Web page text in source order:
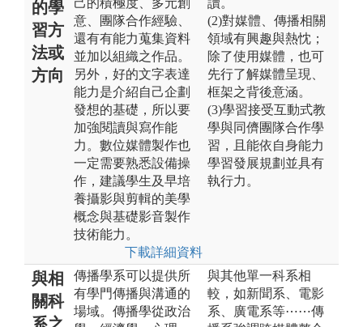
的學
習方
法或
方向
意、團隊合作經驗、
還有有能力蒐集資料
並加以組織之作品。
另外，好的文字表達
能力是介紹自己企劃
發想的基礎，所以要
加強閱讀與寫作能
力。數位媒體製作也
一定需要熟悉設備操
作，建議學生及早培
養攝影與剪輯的美學
概念與基礎影音製作
技術能力。
下載詳細資料
(2)對媒體、傳播相關
領域有興趣與熱忱；
除了使用媒體，也可
先行了解媒體呈現、
框架之背後意涵。
(3)學習接受互動式教
學與同儕團隊合作學
習，且能依自身能力
學習發展規劃並具有
執行力。
與相
關科
傳播學系可以提供所
有學門傳播與溝通的
場域。傳播學從政治
與其他單一科系相
較，如新聞系、電影
系、廣電系等⋯⋯傳